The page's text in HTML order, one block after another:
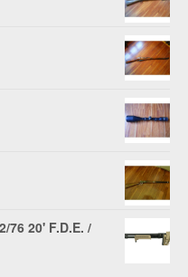
76 20' F.D.E. /